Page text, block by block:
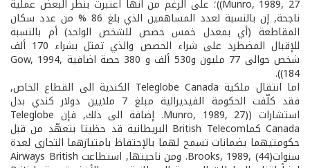
Munro, 1989, 27))؛ على الرغم من انها اعتبرت بنظر البعض عملية
ناجحة, إن بالنسبة لعدد المساهمين الذي بلغ 86 % من عدد سكان
المقاطعة (أي بمعدل خمس حصص للشخص الواحد) أم بالنسبة
للإقبال المضطرد على شراء الحصص والذي تمثل بشراء 170 ألف
شخص حوالى 77 مليون و530 ألف و 380 حصة اضافية Gow, 1994,
184)).
اما انتقال ملكية Teleglobe Canada الكندية الى القطاع الخاص,
فقد كلّفت الحكومة الفيديرالية مبلغ 7 ملايين دولار كندي بدل
استشارات ((Munro, 1989, 27. إضافة الى ذلك, فإن Teleglobe
Canada كماBritish Telecom البريطانية قد حظيتا بتعهّد من قبل
حكومتيهما بضمانات تسمح لهما بالإحتفاظ بامتيازهما التجاري لعدة
سنوات(Brooks, 1989, (44. ومن ناحيتها, استطاعت Airways British